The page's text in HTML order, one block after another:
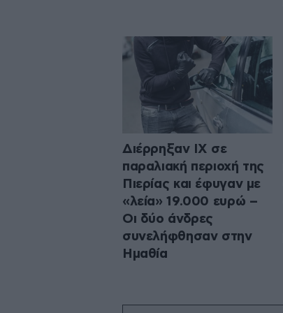
Διέρρηξαν ΙΧ σε
παραλιακή περιοχή της
Πιερίας και έφυγαν με
«λεία» 19.000 ευρώ –
Οι δύο άνδρες
συνελήφθησαν στην
Ημαθία